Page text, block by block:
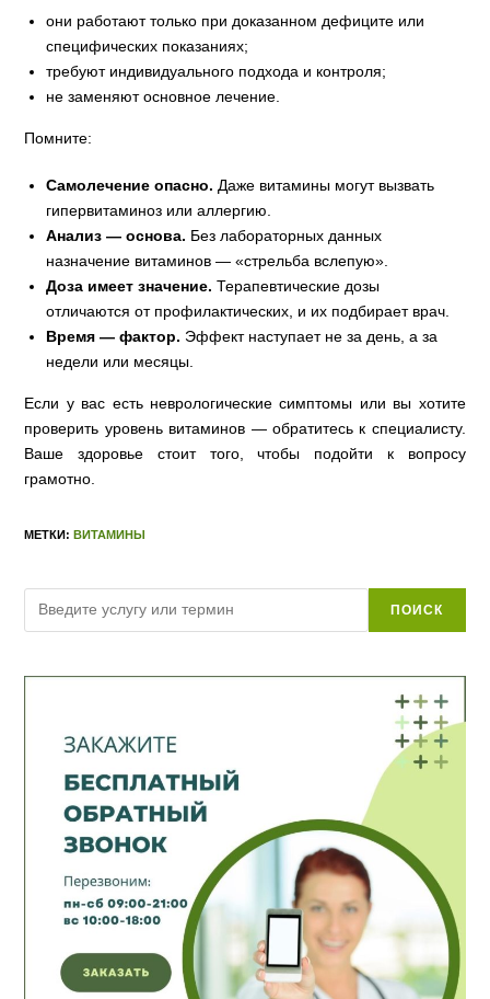
они работают только при доказанном дефиците или
специфических показаниях;
требуют индивидуального подхода и контроля;
не заменяют основное лечение.
Помните:
Самолечение опасно. Даже витамины могут вызвать
гипервитаминоз или аллергию.
Анализ — основа. Без лабораторных данных
назначение витаминов — «стрельба вслепую».
Доза имеет значение. Терапевтические дозы
отличаются от профилактических, и их подбирает врач.
Время — фактор. Эффект наступает не за день, а за
недели или месяцы.
Если у вас есть неврологические симптомы или вы хотите
проверить уровень витаминов — обратитесь к специалисту.
Ваше здоровье стоит того, чтобы подойти к вопросу
грамотно.
МЕТКИ:ВИТАМИНЫ
ПОИСК